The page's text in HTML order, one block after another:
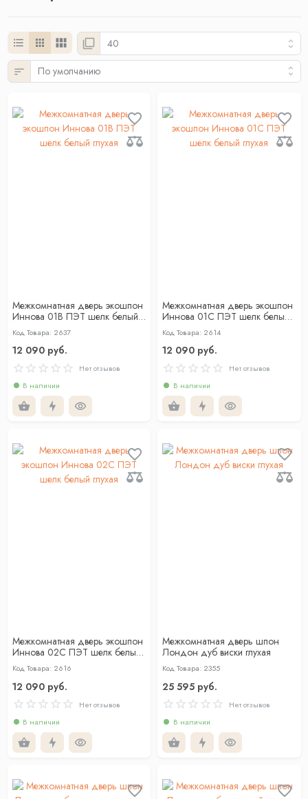
Межкомнатная дверь экошпон
Иннова 01В ПЭТ шелк белый
глухая
Код Товара: 2637
12 090 руб.
Нет отзывов
В наличии
Межкомнатная дверь экошпон
Иннова 01С ПЭТ шелк белый
глухая
Код Товара: 2614
12 090 руб.
Нет отзывов
В наличии
Межкомнатная дверь экошпон
Иннова 02С ПЭТ шелк белый
глухая
Код Товара: 2616
12 090 руб.
Нет отзывов
В наличии
Межкомнатная дверь шпон
Лондон дуб виски глухая
Код Товара: 2355
25 595 руб.
Нет отзывов
В наличии